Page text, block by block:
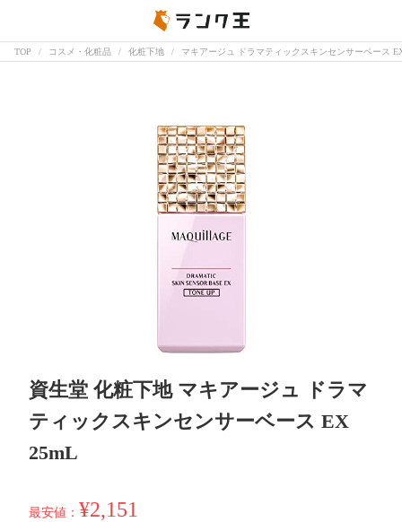
TOP コスメ・化粧品 化粧下地 マキアージュ ドラマティックスキンセンサーベース
資生堂 化粧下地 マキアージュ ドラマ
ティックスキンセンサーベース EX
25mL
最安値： ¥2,151